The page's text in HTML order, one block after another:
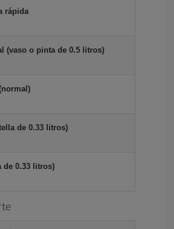
rápida
(vaso o pinta de 0.5 litros)
de 0.33 litros)
de 0.33 litros)